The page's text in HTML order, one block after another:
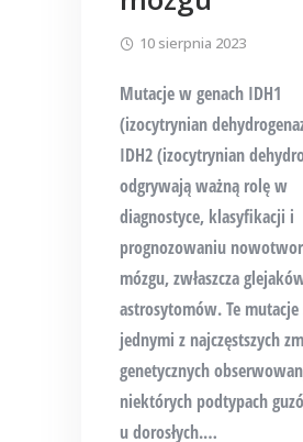
10 sierpnia 2023
Mutacje w genach IDH1
(izocytrynian
IDH2 (izocytrynian
odgrywają ważną rolę w
diagnostyce, klasyfikacji i
prognozowaniu
mózgu, zwłaszcza
astrosytomów. Te mutacje
jednymi z najczęstszych
genetycznych
niektórych podtypach
u dorosłych.…